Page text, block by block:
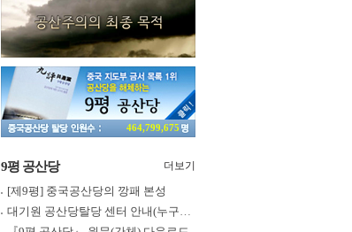
464,799,675
9평 공산당 더보기
[제9평] 중국공산당의 깡패 본성
대기원 공산당탈당 센터 안내(누구나 쉽게 退黨, 退團, 退隊 가능)